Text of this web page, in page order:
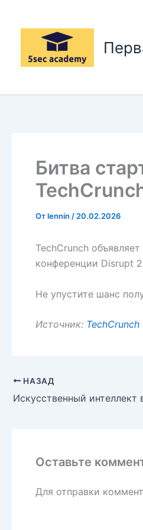
содержимому
Битва
Отlennin / 20.02.2026
TechCrunch
конференции Disrupt
Не упустите шанс
Источник: TechCrunch
НАЗАД
Оставьте
Для отправки